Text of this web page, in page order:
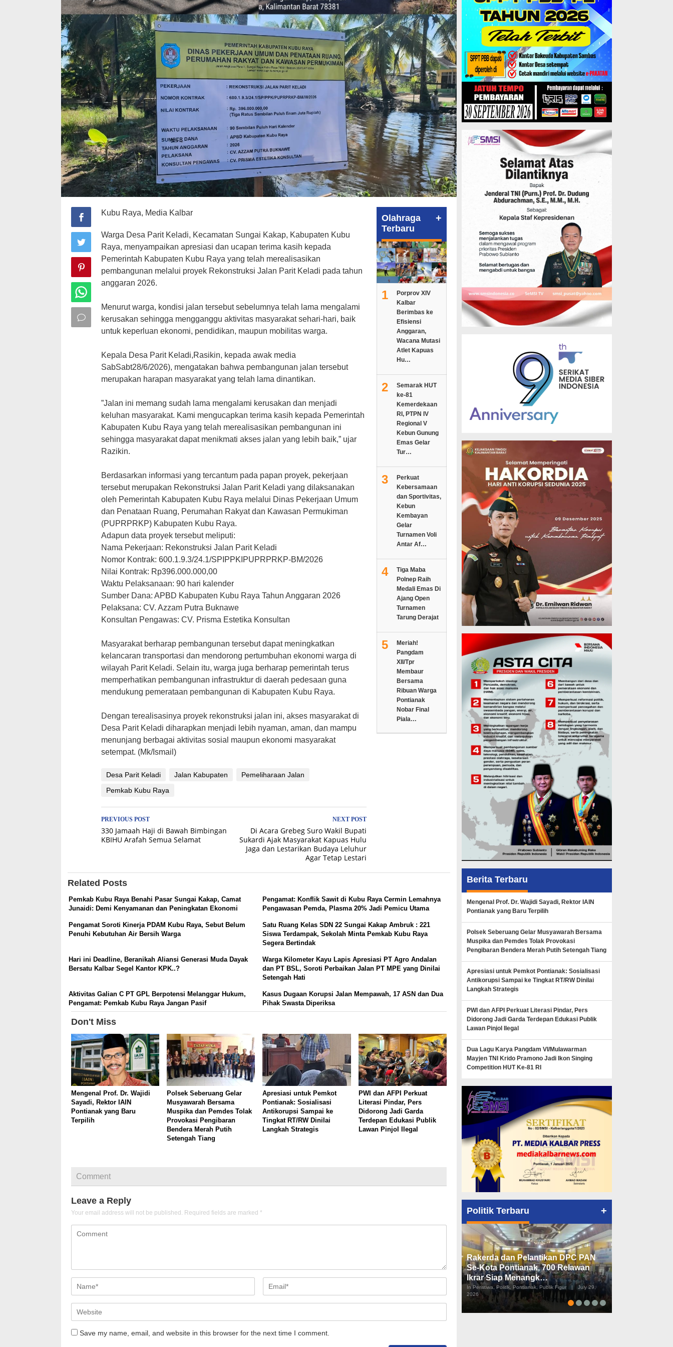
‎Kubu Raya, Media Kalbar
Warga Desa Parit Keladi, Kecamatan Sungai Kakap, Kabupaten Kubu
Raya, menyampaikan apresiasi dan ucapan terima kasih kepada
Pemerintah Kabupaten Kubu Raya yang telah merealisasikan
pembangunan melalui proyek Rekonstruksi Jalan Parit Keladi pada tahun
anggaran 2026.
‎Menurut warga, kondisi jalan tersebut sebelumnya telah lama mengalami
kerusakan sehingga mengganggu aktivitas masyarakat sehari-hari, baik
untuk keperluan ekonomi, pendidikan, maupun mobilitas warga.
‎Kepala Desa Parit Keladi,Rasikin, kepada awak media
SabSabt28/6/2026), mengatakan bahwa pembangunan jalan tersebut
merupakan harapan masyarakat yang telah lama dinantikan.
‎”Jalan ini memang sudah lama mengalami kerusakan dan menjadi
keluhan masyarakat. Kami mengucapkan terima kasih kepada Pemerintah
Kabupaten Kubu Raya yang telah merealisasikan pembangunan ini
sehingga masyarakat dapat menikmati akses jalan yang lebih baik,” ujar
Razikin.
‎Berdasarkan informasi yang tercantum pada papan proyek, pekerjaan
tersebut merupakan Rekonstruksi Jalan Parit Keladi yang dilaksanakan
oleh Pemerintah Kabupaten Kubu Raya melalui Dinas Pekerjaan Umum
dan Penataan Ruang, Perumahan Rakyat dan Kawasan Permukiman
(PUPRPRKP) Kabupaten Kubu Raya.
‎Adapun data proyek tersebut meliputi:
‎Nama Pekerjaan: Rekonstruksi Jalan Parit Keladi
‎Nomor Kontrak: 600.1.9.3/24.1/SPIPPKIPUPRPRKP-BM/2026
‎Nilai Kontrak: Rp396.000.000,00
‎Waktu Pelaksanaan: 90 hari kalender
‎Sumber Dana: APBD Kabupaten Kubu Raya Tahun Anggaran 2026
‎Pelaksana: CV. Azzam Putra Buknawe
‎Konsultan Pengawas: CV. Prisma Estetika Konsultan
‎Masyarakat berharap pembangunan tersebut dapat meningkatkan
kelancaran transportasi dan mendorong pertumbuhan ekonomi warga di
wilayah Parit Keladi. Selain itu, warga juga berharap pemerintah terus
memperhatikan pembangunan infrastruktur di daerah pedesaan guna
mendukung pemerataan pembangunan di Kabupaten Kubu Raya.
‎Dengan terealisasinya proyek rekonstruksi jalan ini, akses masyarakat di
Desa Parit Keladi diharapkan menjadi lebih nyaman, aman, dan mampu
menunjang berbagai aktivitas sosial maupun ekonomi masyarakat
setempat. (Mk/Ismail)
Desa Parit Keladi Jalan Kabupaten
Pemeliharaan Jalan
Pemkab Kubu Raya
Post
navigation
PREVIOUS POST
330 Jamaah Haji di Bawah Bimbingan
KBIHU Arafah Semua Selamat
NEXT POST
Di Acara Grebeg Suro Wakil Bupati
Sukardi Ajak Masyarakat Kapuas Hulu
Jaga dan Lestarikan Budaya Leluhur
Agar Tetap Lestari
Olahraga
Terbaru
+
1
Porprov XIV
Kalbar
Berimbas ke
Efisiensi
Anggaran,
Wacana Mutasi
Atlet Kapuas
Hu…
2
Semarak HUT
ke-81
Kemerdekaan
RI, PTPN IV
Regional V
Kebun Gunung
Emas Gelar
Tur…
3
Perkuat
Kebersamaan
dan Sportivitas,
Kebun
Kembayan
Gelar
Turnamen Voli
Antar Af…
4
Tiga Maba
Polnep Raih
Medali Emas Di
Ajang Open
Turnamen
Tarung Derajat
5
Meriah!
Pangdam
XII/Tpr
Membaur
Bersama
Ribuan Warga
Pontianak
Nobar Final
Piala…
Related Posts
Pemkab Kubu Raya Benahi Pasar Sungai Kakap, Camat
Junaidi: Demi Kenyamanan dan Peningkatan Ekonomi
Pengamat: Konflik Sawit di Kubu Raya Cermin Lemahnya
Pengawasan Pemda, Plasma 20% Jadi Pemicu Utama
Pengamat Soroti Kinerja PDAM Kubu Raya, Sebut Belum
Penuhi Kebutuhan Air Bersih Warga
Satu Ruang Kelas SDN 22 Sungai Kakap Ambruk : 221
Siswa Terdampak, Sekolah Minta Pemkab Kubu Raya
Segera Bertindak
Hari ini Deadline, Beranikah Aliansi Generasi Muda Dayak
Bersatu Kalbar Segel Kantor KPK..?
Warga Kilometer Kayu Lapis Apresiasi PT Agro Andalan
dan PT BSL, Soroti Perbaikan Jalan PT MPE yang Dinilai
Setengah Hati
Aktivitas Galian C PT GPL Berpotensi Melanggar Hukum,
Pengamat: Pemkab Kubu Raya Jangan Pasif
Kasus Dugaan Korupsi Jalan Mempawah, 17 ASN dan Dua
Pihak Swasta Diperiksa
Don't Miss
Mengenal Prof. Dr. Wajidi
Sayadi, Rektor IAIN
Pontianak yang Baru
Terpilih
Polsek Seberuang Gelar
Musyawarah Bersama
Muspika dan Pemdes Tolak
Provokasi Pengibaran
Bendera Merah Putih
Setengah Tiang
Apresiasi untuk Pemkot
Pontianak: Sosialisasi
Antikorupsi Sampai ke
Tingkat RT/RW Dinilai
Langkah Strategis
PWI dan AFPI Perkuat
Literasi Pindar, Pers
Didorong Jadi Garda
Terdepan Edukasi Publik
Lawan Pinjol Ilegal
Comment
Leave a Reply
Your email address will not be published. Required fields are marked *
Save my name, email, and website in this browser for the next time I comment.
Berita Terbaru
Mengenal Prof. Dr. Wajidi Sayadi, Rektor IAIN
Pontianak yang Baru Terpilih
Polsek Seberuang Gelar Musyawarah Bersama
Muspika dan Pemdes Tolak Provokasi
Pengibaran Bendera Merah Putih Setengah Tiang
Apresiasi untuk Pemkot Pontianak: Sosialisasi
Antikorupsi Sampai ke Tingkat RT/RW Dinilai
Langkah Strategis
PWI dan AFPI Perkuat Literasi Pindar, Pers
Didorong Jadi Garda Terdepan Edukasi Publik
Lawan Pinjol Ilegal
Dua Lagu Karya Pangdam VI/Mulawarman
Mayjen TNI Krido Pramono Jadi Ikon Singing
Competition HUT Ke-81 RI
Politik Terbaru +
Rakerda dan Pelantikan DPC PAN
Se-Kota Pontianak, 700 Relawan
Ikrar Siap Menangk…
In Peristiwa, Politik, Pontianak, Publik Figur |
July 29,
2026